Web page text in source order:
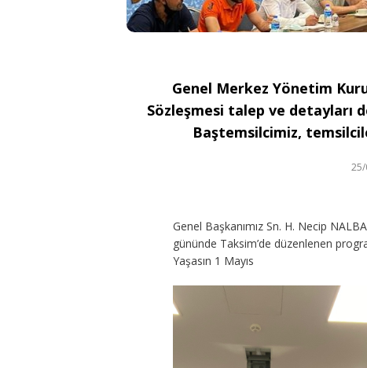
Genel Merkez Yönetim
Sözleşmesi talep ve detayları
Baştemsilcimiz,
25/
Genel Başkanımız Sn. H. Necip
gününde Taksim’de düzenlenen
Yaşasın 1 Mayıs